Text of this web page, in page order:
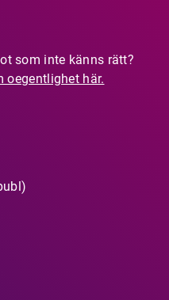
som inte känns rätt?
oegentlighet här.